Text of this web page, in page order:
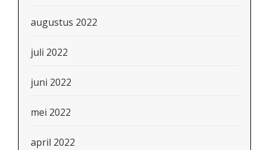
augustus 2022
juli 2022
juni 2022
mei 2022
april 2022